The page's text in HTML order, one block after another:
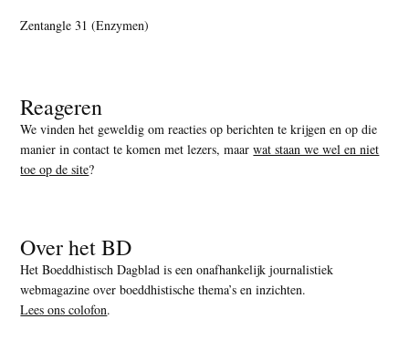
Zentangle 31 (Enzymen)
Reageren
We vinden het geweldig om reacties op berichten te krijgen en op die
manier in contact te komen met lezers, maarwat staan we wel en niet
toe op de site?
Over het BD
Het Boeddhistisch Dagblad is een onafhankelijk journalistiek
webmagazine over boeddhistische thema’s en inzichten.
Lees ons colofon.